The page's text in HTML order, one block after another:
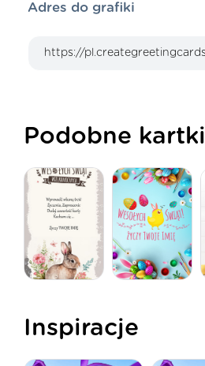
Adres do grafiki
Podobne kartki
Inspiracje